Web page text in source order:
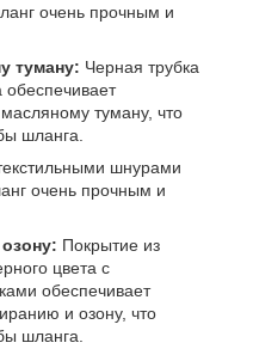
очень прочным и
туману: Черная трубка
обеспечивает
туману, что
шланга.
шнурами
очень прочным и
Покрытие из
цвета с
обеспечивает
и озону, что
шланга.